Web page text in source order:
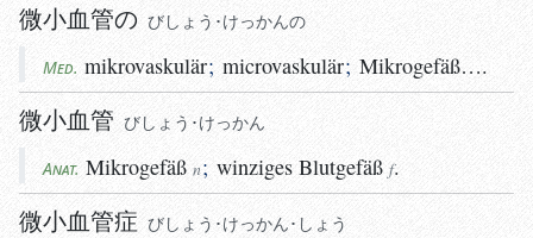
微小血管の びしょう･けっかんの
Med. mikrovaskulär; microvaskulär; Mikrogefäß….
微小血管 びしょう･けっかん
Anat. Mikrogefäß n; winziges Blutgefäß f.
微小血管症 びしょう･けっかん･しょう